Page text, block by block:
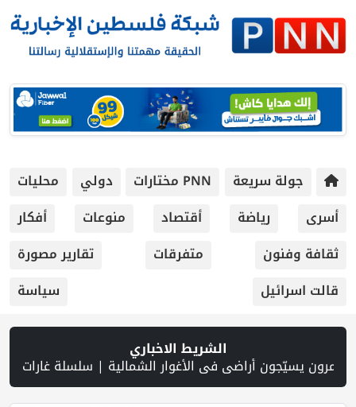
جولة سريعة PNN مختارات دولي
محليات
أسرى
رياضة أقتصاد منوعات
أفكار
ثقافة وفنون
متفرقات
تقارير مصورة
قالت اسرائيل
سياسة
الشريط الاخباري
على مخيم قلنديا وتحذر من مخطط توسيعه ليطال مخيمات أخرى | (محدث) الاحتلال يواصل عدوانه على مخيم قلنديا لليوم الثاني: هدم محال تجارية ومداهمة عشرات المنازل | بسبب نقص "الذخائر".. مواجهة حادة بين ترامب ووزير حربه في كامب ديفيد | انفجاران بهرمز